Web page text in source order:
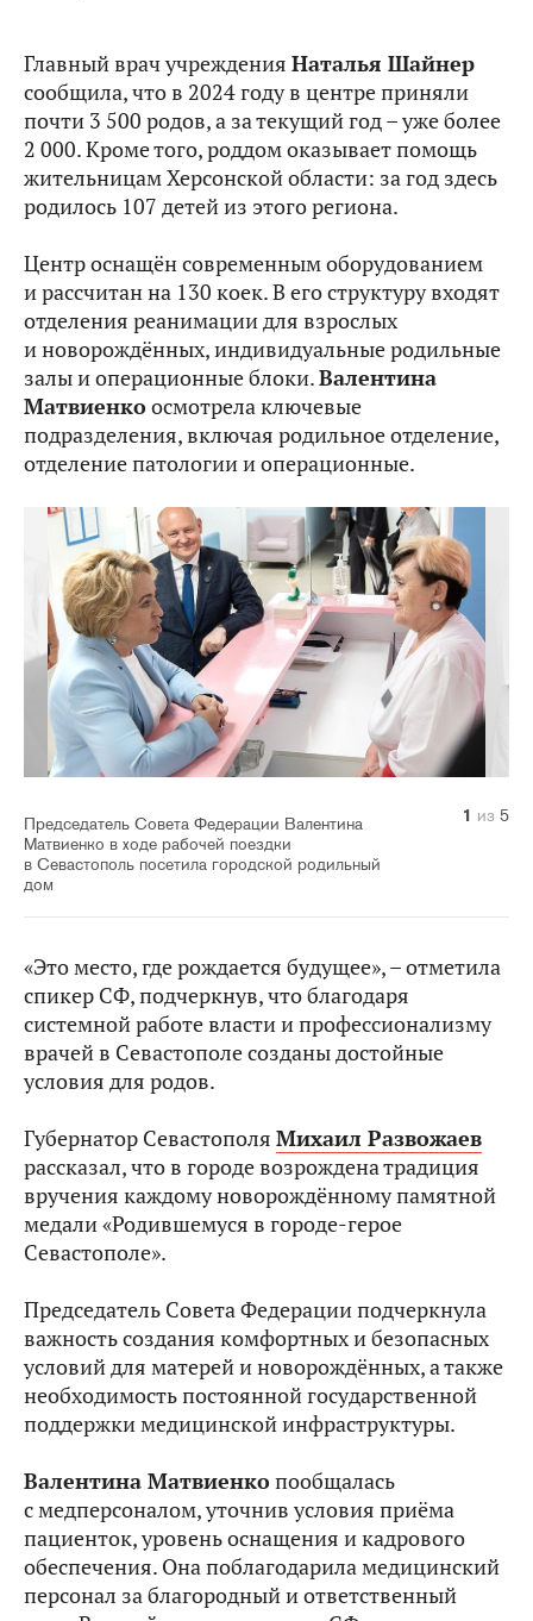
Главный врач учреждения Наталья Шайнер
сообщила, что в 2024 году в центре приняли
почти 3 500 родов, а за текущий год – уже более
2 000. Кроме того, роддом оказывает помощь
жительницам Херсонской области: за год здесь
родилось 107 детей из этого региона.
Центр оснащён современным оборудованием
и рассчитан на 130 коек. В его структуру входят
отделения реанимации для взрослых
и новорождённых, индивидуальные родильные
залы и операционные блоки.Валентина
Матвиенкоосмотрела ключевые
подразделения, включая родильное отделение,
отделение патологии и операционные.
Председатель Совета Федерации Валентина
Матвиенко в ходе рабочей поездки
в Севастополь посетила городской родильный
дом
1 из 5
2 из 5
3 из 5
4 из 5
5 из 5
«Это место, где рождается будущее», – отметила
спикер СФ, подчеркнув, что благодаря
системной работе власти и профессионализму
врачей в Севастополе созданы достойные
условия для родов.
Губернатор Севастополя Михаил Развожаев
рассказал, что в городе возрождена традиция
вручения каждому новорождённому памятной
медали «Родившемуся в городе-герое
Севастополе».
Председатель Совета Федерации подчеркнула
важность создания комфортных и безопасных
условий для матерей и новорождённых, а также
необходимость постоянной государственной
поддержки медицинской инфраструктуры.
Валентина Матвиенкопообщалась
с медперсоналом, уточнив условия приёма
пациенток, уровень оснащения и кадрового
обеспечения. Она поблагодарила медицинский
персонал за благородный и ответственный